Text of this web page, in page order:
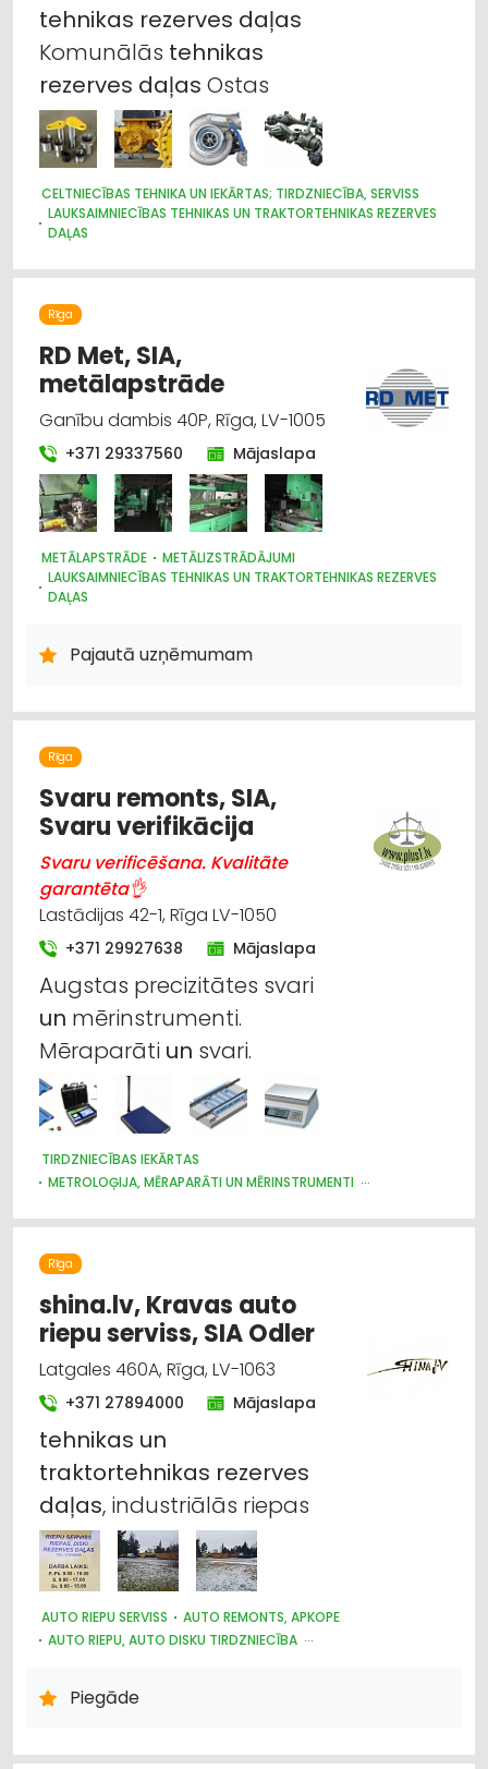
tehnikas rezerves daļas
Komunālās tehnikas
rezerves daļas Ostas
CELTNIECĪBAS TEHNIKA UN IEKĀRTAS; TIRDZNIECĪBA, SERVISS
LAUKSAIMNIECĪBAS TEHNIKAS UN TRAKTORTEHNIKAS REZERVES
DAĻAS
MEŽKOPĪBAS UN MEŽIZSTRĀDES TEHNIKA
KRAVAS AUTO, APKOPE UN REZERVES DAĻAS
IEKRAUŠANAS UN IZKRAUŠANAS TEHNIKA
LAUKSAIMNIECĪBAS TEHNIKAS UN TRAKTORTEHNIKAS
LABOŠANA, REMONTS
DZINĒJI, MOTORI, TO REMONTS
TRAKTORTEHNIKAS UZRAUDZĪBA
OSTAS, KUĢU SATIKSME
Rīga
RD Met, SIA,
metālapstrāde
Ganību dambis 40P, Rīga, LV-1005
+371 29337560 Mājaslapa
METĀLAPSTRĀDE
METĀLIZSTRĀDĀJUMI
LAUKSAIMNIECĪBAS TEHNIKAS UN TRAKTORTEHNIKAS REZERVES
DAĻAS
PLASTMASAS IZSTRĀDĀJUMI
Pajautā uzņēmumam
Rīga
Svaru remonts, SIA,
Svaru verifikācija
Svaru verificēšana. Kvalitāte
garantēta👌
Lastādijas 42-1, Rīga LV-1050
+371 29927638 Mājaslapa
Augstas precizitātes svari
un mērinstrumenti.
Mēraparāti un svari.
TIRDZNIECĪBAS IEKĀRTAS
METROLOĢIJA, MĒRAPARĀTI UN MĒRINSTRUMENTI
INTERNETVEIKALI, E-KOMERCIJA
IEKRAUŠANAS UN IZKRAUŠANAS TEHNIKA
LABORATORIJAS IEKĀRTAS UN PIEDERUMI
LAUKSAIMNIECĪBAS PAKALPOJUMI
LAUKSAIMNIECĪBAS TEHNIKAS UN TRAKTORTEHNIKAS
TIRDZNIECĪBA
LAUKSAIMNIECĪBAS TEHNIKAS UN TRAKTORTEHNIKAS REZERVES
DAĻAS
LAUKSAIMNIECĪBAS TEHNIKAS UN TRAKTORTEHNIKAS
LABOŠANA, REMONTS
KOKAPSTRĀDE
SADZĪVES TEHNIKAS TIRDZNIECĪBA
SADZĪVES TEHNIKAS VAIRUMTIRDZNIECĪBA
MEDICĪNAS TEHNIKA, INSTRUMENTI, PRECES UN PIEDERUMI
Rīga
shina.lv, Kravas auto
riepu serviss, SIA Odler
Latgales 460A, Rīga, LV-1063
+371 27894000 Mājaslapa
tehnikas un
traktortehnikas rezerves
daļas, industriālās riepas
AUTO RIEPU SERVISS
AUTO REMONTS, APKOPE
AUTO RIEPU, AUTO DISKU TIRDZNIECĪBA
AUTO ĶĪMIJA, AUTO KRĀSAS
Piegāde